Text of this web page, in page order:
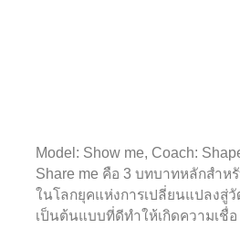
Model: Show me, Coach:
Share me คือ 3 บทบาทหลักสำห
ในโลกยุคแห่งการเปลี่ยนแปลงสู่
เป็นต้นแบบที่ดีทำให้เกิดความเชื่